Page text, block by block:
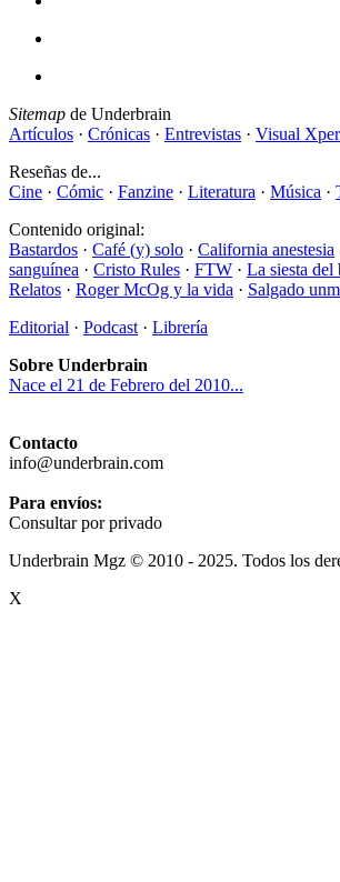
Sitemap de Underbrain
Artículos · Crónicas · Entrevistas · Visual
Reseñas de...
Cine · Cómic · Fanzine · Literatura · Música ·
Contenido original:
Bastardos · Café (y) solo · California anestesia
sanguínea · Cristo Rules · FTW · La siesta del
Relatos · Roger McOg y la vida · Salgado
Editorial · Podcast · Librería
Sobre Underbrain
Nace el 21 de Febrero del 2010...
Contacto
info@underbrain.com
Para envíos:
Consultar por privado
Underbrain Mgz © 2010 - 2025. Todos los
X